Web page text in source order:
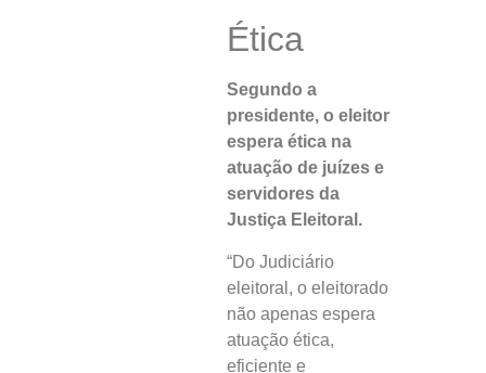
Ética
Segundo a
presidente, o eleitor
espera ética na
atuação de juízes e
servidores da
Justiça Eleitoral.
“Do Judiciário
eleitoral, o eleitorado
não apenas espera
atuação ética,
eficiente e